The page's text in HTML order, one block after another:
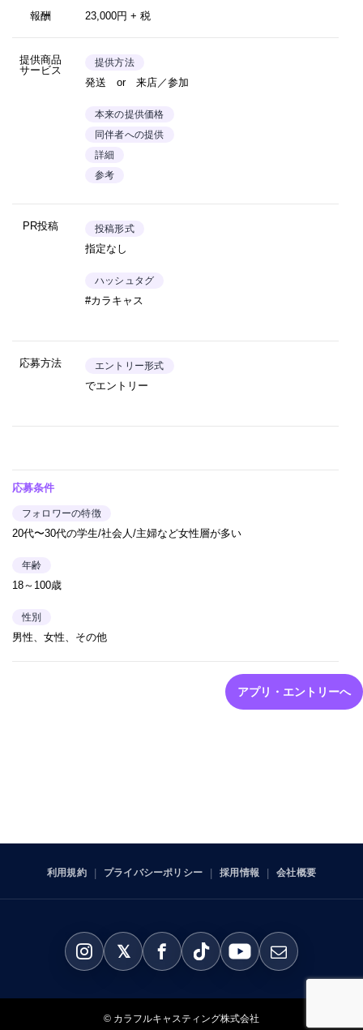
報酬 23,000円 + 税
提供商品
サービス
提供方法
発送 or 来店／参加
本来の提供価格
同伴者への提供
詳細
参考
PR投稿 投稿形式
指定なし
ハッシュタグ
#カラキャス
応募方法 エントリー形式
でエントリー
応募条件
フォロワーの特徴
20代〜30代の学生/社会人/主婦など女性層が多い
年齢
18～100歳
性別
男性、女性、その他
アプリ・エントリーへ
利用規約 プライバシーポリシー 採用情報 会社概要
© カラフルキャスティング株式会社